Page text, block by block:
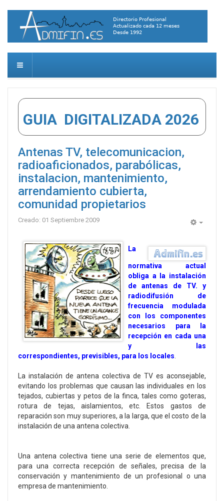
GUIA DIGITALIZADA 2026
Antenas TV, telecomunicacion,
radioaficionados, parabólicas,
instalacion, mantenimiento,
arrendamiento cubierta,
comunidad propietarios
Creado: 01 Septiembre 2009
La
normativa actual
obliga a la instalación
de antenas de TV. y
radiodifusión de
frecuencia modulada
con los componentes
necesarios para la
recepción en cada una
y las
correspondientes, previsibles, para los locales
La instalación de antena colectiva de TV es aconsejable,
evitando los problemas que causan las individuales en los
tejados, cubiertas y petos de la finca, tales como goteras,
rotura de tejas, aislamientos, etc. Estos gastos de
reparación son muy superiores, a la larga, que el costo de la
instalación de una antena colectiva.
Una antena colectiva tiene una serie de elementos que,
para una correcta recepción de señales, precisa de la
conservación y mantenimiento de un profesional o una
empresa de mantenimiento.